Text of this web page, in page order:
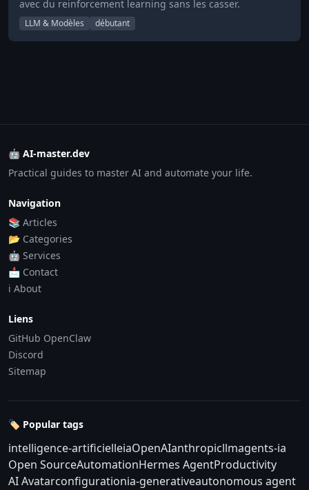
avec du reinforcement learning sans les casser.
LLM & Modèles débutant
🤖 AI-master.dev
Practical guides to master AI and automate your life.
Navigation
📚 Articles
📂 Categories
🤖 Services
📩 Contact
ℹ️ About
Liens
GitHub OpenClaw
Discord
Sitemap
🏷️ Popular tags
intelligence-artificielleiaOpenAIanthropicllmagents-ia
Open SourceAutomationHermes AgentProductivity
AI Avatarconfigurationia-generativeautonomous agent